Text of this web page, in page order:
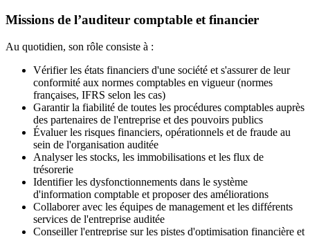
Missions de l’auditeur comptable et financier
Au quotidien, son rôle consiste à :
Vérifier les états financiers d'une société et s'assurer de leur
conformité aux normes comptables en vigueur (normes
françaises, IFRS selon les cas)
Garantir la fiabilité de toutes les procédures comptables auprès
des partenaires de l'entreprise et des pouvoirs publics
Évaluer les risques financiers, opérationnels et de fraude au
sein de l'organisation auditée
Analyser les stocks, les immobilisations et les flux de
trésorerie
Identifier les dysfonctionnements dans le système
d'information comptable et proposer des améliorations
Collaborer avec les équipes de management et les différents
services de l'entreprise auditée
Conseiller l'entreprise sur les pistes d'optimisation financière et